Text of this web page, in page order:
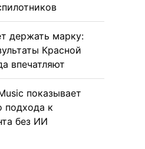
держать марку:
Красной
впечатляют
показывает
подхода к
без ИИ